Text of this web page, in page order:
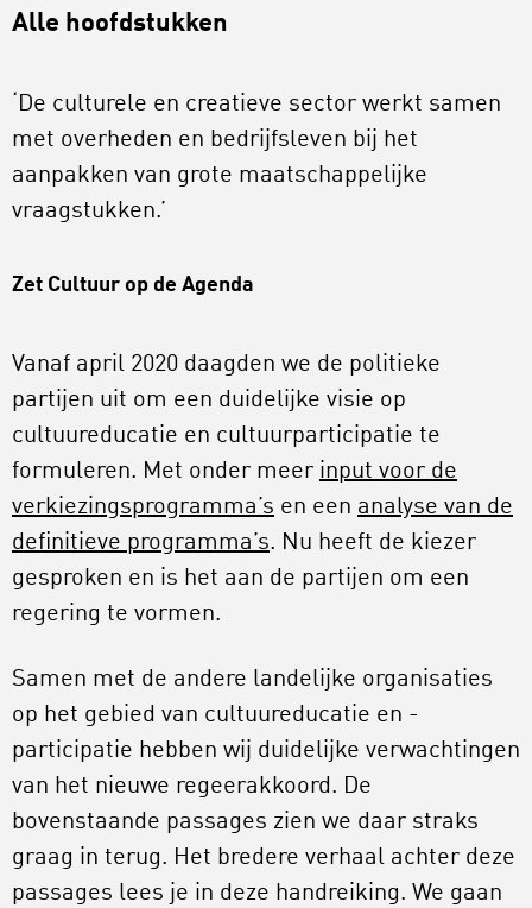
Alle hoofdstukken
‘De culturele en creatieve sector werkt samen
met overheden en bedrijfsleven bij het
aanpakken van grote maatschappelijke
vraagstukken.’
Zet Cultuur op de Agenda
Vanaf april 2020 daagden we de politieke
partijen uit om een duidelijke visie op
cultuureducatie en cultuurparticipatie te
formuleren. Met onder meer input voor de
verkiezingsprogramma’s en een analyse van de
definitieve programma’s. Nu heeft de kiezer
gesproken en is het aan de partijen om een
regering te vormen.
Samen met de andere landelijke organisaties
op het gebied van cultuureducatie en -
participatie hebben wij duidelijke verwachtingen
van het nieuwe regeerakkoord. De
bovenstaande passages zien we daar straks
graag in terug. Het bredere verhaal achter deze
passages lees je in deze handreiking. We gaan